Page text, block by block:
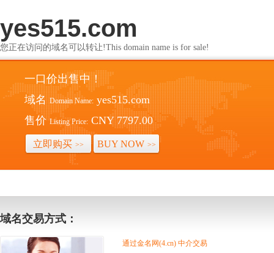
yes515.com
您正在访问的域名可以转让!This domain name is for sale!
一口价出售中！
域名 Domain Name: yes515.com
售价 Listing Price: CNY 7797.00
立即购买 >> BUY NOW >>
域名交易方式：
通过金名网(4.cn) 中介交易